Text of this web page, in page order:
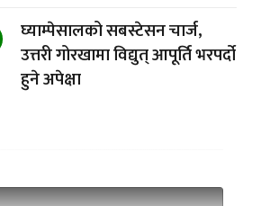
घ्याम्पेसालको सबस्टेसन चार्ज,
उत्तरी गोरखामा विद्युत् आपूर्ति भरपर्दो
हुने अपेक्षा